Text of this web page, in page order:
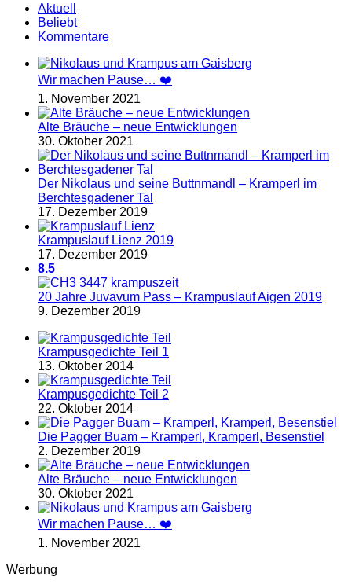
Aktuell
Beliebt
Kommentare
Wir machen Pause… ❤️
1. November 2021
Alte Bräuche – neue Entwicklungen
30. Oktober 2021
Der Nikolaus und seine Buttnmandl – Kramperl im
Berchtesgadener Tal
17. Dezember 2019
Krampuslauf Lienz 2019
17. Dezember 2019
8.5
20 Jahre Juvavum Pass – Krampuslauf Aigen 2019
9. Dezember 2019
Krampusgedichte Teil 1
13. Oktober 2014
Krampusgedichte Teil 2
22. Oktober 2014
Die Pagger Buam – Kramperl, Kramperl, Besenstiel
2. Dezember 2019
Alte Bräuche – neue Entwicklungen
30. Oktober 2021
Wir machen Pause… ❤️
1. November 2021
Werbung